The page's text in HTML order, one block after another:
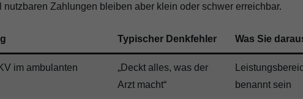
nutzbaren Zahlungen bleiben aber klein oder schwer erreichbar.
Typischer Denkfehler Was Sie
im ambulanten
„Deckt alles, was der
Arzt macht“
benannt sein